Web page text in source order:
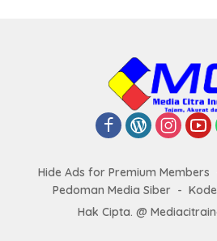
Hide Ads for Premium Members
Pedoman Media Siber
Hak Cipta. @